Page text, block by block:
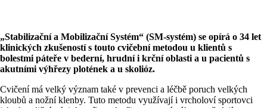
„Stabilizační a Mobilizační Systém“ (SM-systém) se opírá o 34 let
klinických zkušeností s touto cvičební metodou u klientů s
bolestmi páteře v bederní, hrudní i krční oblasti a u pacientů s
akutními výhřezy plotének a u skolióz.
Cvičení má velký význam také v prevenci a léčbě poruch velkých
kloubů a nožní klenby. Tuto metodu využívají i vrcholoví sportovci